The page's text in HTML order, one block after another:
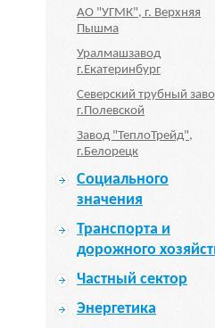
АО "УГМК", г. Верхняя
Пышма
Уралмашзавод
г.Екатеринбург
Северский трубный
г.Полевской
Завод "ТеплоТрейд",
г.Белорецк
Социального
значения
Транспорта и
дорожного
Частный сектор
Энергетика